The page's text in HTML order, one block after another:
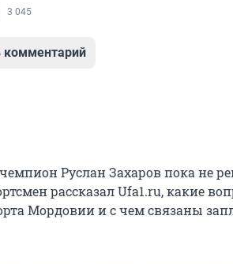
3 045
комментарий
Руслан Захаров пока не
рассказал Ufa1.ru, какие
Мордовии и с чем связаны